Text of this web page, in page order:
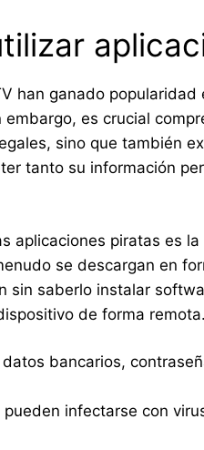
han ganado
es crucial
sino que también
tanto su información
aplicaciones piratas es
se descargan en
sin saberlo instalar
de forma remota.
datos bancarios,
infectarse con